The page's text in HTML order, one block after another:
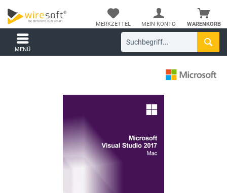
WARENKORB
MERKZETTEL MEIN KONTO
MENÜ